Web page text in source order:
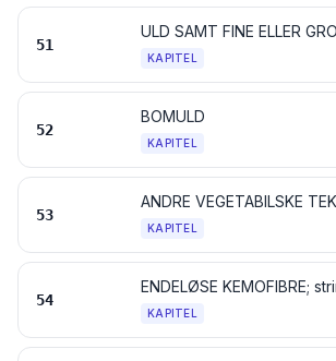
51
KAPITEL
52
BOMULD
KAPITEL
53
KAPITEL
54
KAPITEL